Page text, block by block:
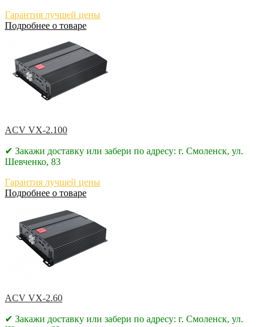
Гарантия лучшей цены
Подробнее о товаре
ACV VX-2.100
✔ Закажи доставку или забери по адресу: г. Смоленск, ул.
Шевченко, 83
Гарантия лучшей цены
Подробнее о товаре
ACV VX-2.60
✔ Закажи доставку или забери по адресу: г. Смоленск, ул.